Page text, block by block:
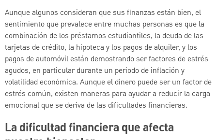
Aunque algunos consideran que sus finanzas están bien, el
sentimiento que prevalece entre muchas personas es que la
combinación de los préstamos estudiantiles, la deuda de las
tarjetas de crédito, la hipoteca y los pagos de alquiler, y los
pagos de automóvil están demostrando ser factores de estrés
agudos, en particular durante un periodo de inflación y
volatilidad económica. Aunque el dinero puede ser un factor de
estrés común, existen maneras para ayudar a reducir la carga
emocional que se deriva de las dificultades financieras.
La dificultad financiera que afecta